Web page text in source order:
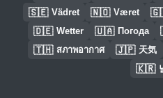
🇸🇪 Vädret 🇳🇴 Været
🇩🇪 Wetter 🇺🇦 Погода
🇹🇭 สภาพอากาศ 🇯🇵 天気
🇰🇷